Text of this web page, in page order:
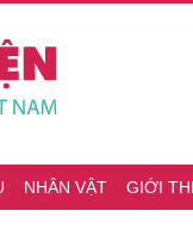
NHÂN VẬT GIỚI